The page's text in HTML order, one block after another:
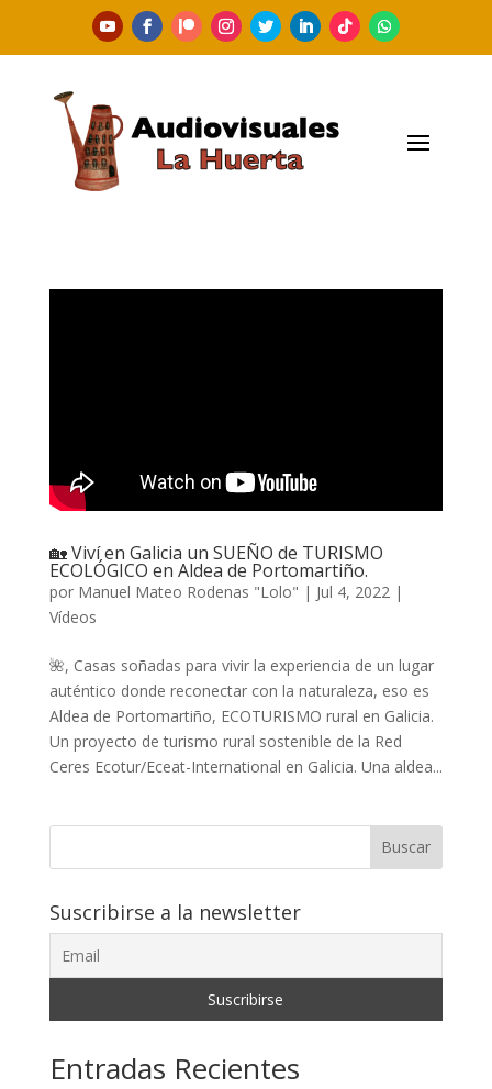
🏡 Viví en Galicia un SUEÑO de TURISMO
ECOLÓGICO en Aldea de Portomartiño.
por Manuel Mateo Rodenas "Lolo" | Jul 4, 2022 |
Vídeos
🌺, Casas soñadas para vivir la experiencia de un lugar
auténtico donde reconectar con la naturaleza, eso es
Aldea de Portomartiño, ECOTURISMO rural en Galicia.
Un proyecto de turismo rural sostenible de la Red
Ceres Ecotur/Eceat-International en Galicia. Una aldea...
Buscar
Suscribirse a la newsletter
Entradas Recientes